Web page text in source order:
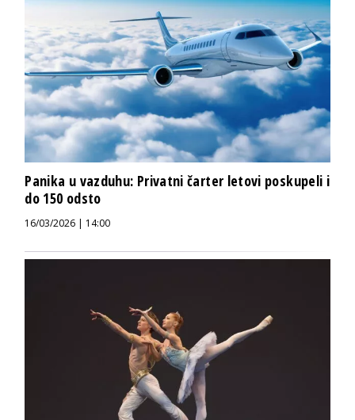
Panika u vazduhu: Privatni čarter letovi poskupeli i
do 150 odsto
16/03/2026 | 14:00